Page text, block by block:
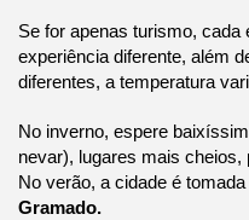
Se for apenas turismo,
experiência diferente, além
diferentes, a temperatura
No inverno, espere
nevar), lugares mais
Gramado.